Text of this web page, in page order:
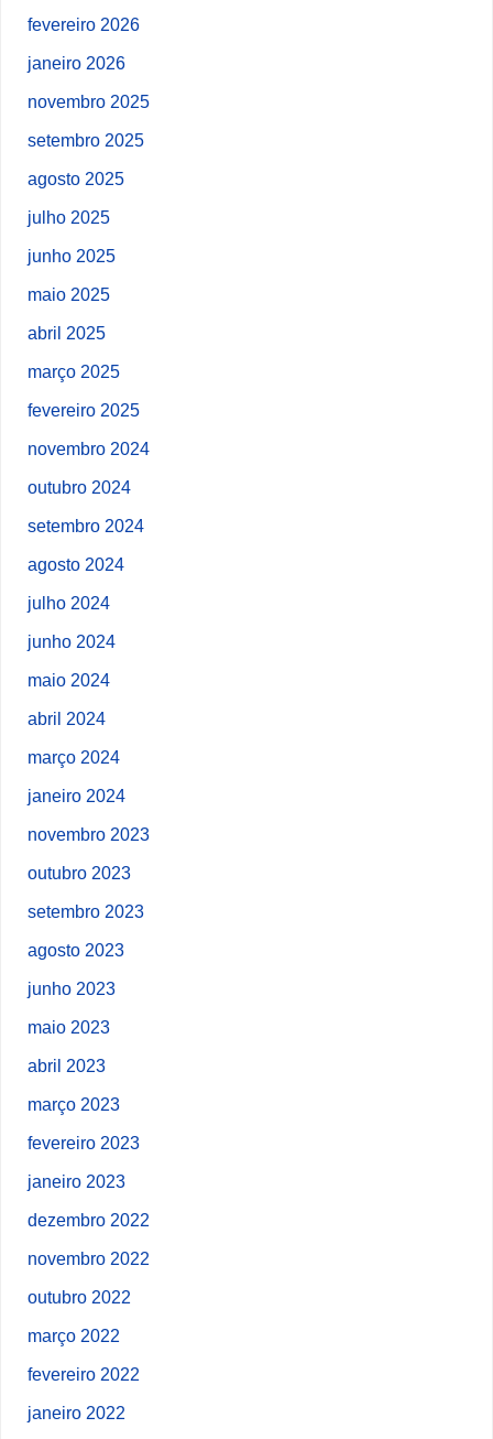
fevereiro 2026
janeiro 2026
novembro 2025
setembro 2025
agosto 2025
julho 2025
junho 2025
maio 2025
abril 2025
março 2025
fevereiro 2025
novembro 2024
outubro 2024
setembro 2024
agosto 2024
julho 2024
junho 2024
maio 2024
abril 2024
março 2024
janeiro 2024
novembro 2023
outubro 2023
setembro 2023
agosto 2023
junho 2023
maio 2023
abril 2023
março 2023
fevereiro 2023
janeiro 2023
dezembro 2022
novembro 2022
outubro 2022
março 2022
fevereiro 2022
janeiro 2022